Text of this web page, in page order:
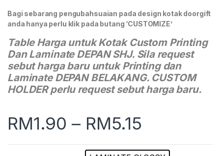
Bagi sebarang pengubahsuaian pada design kotak doorgift
anda hanya perlu klik pada butang ‘CUSTOMIZE’
Table Harga untuk Kotak Custom Printing
Dan Laminate DEPAN SHJ. Sila request
sebut harga baru untuk Printing dan
Laminate DEPAN BELAKANG. CUSTOM
HOLDER perlu request sebut harga baru.
RM1.90 – RM5.15